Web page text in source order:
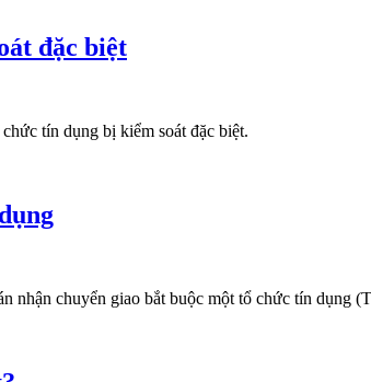
đặc biệt
tín dụng bị kiểm soát đặc biệt.
nhận chuyển giao bắt buộc một tổ chức tín dụng